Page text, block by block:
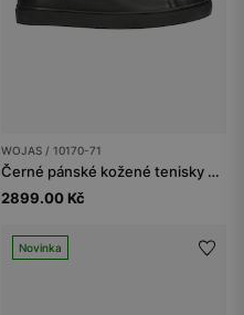
WOJAS / 10170-71
Černé pánské kožené tenisky s vložkami z velurové usně
2899.00 Kč
Novinka